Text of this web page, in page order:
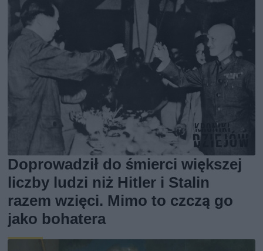
Doprowadził do śmierci większej
liczby ludzi niż Hitler i Stalin
razem wzięci. Mimo to czczą go
jako bohatera